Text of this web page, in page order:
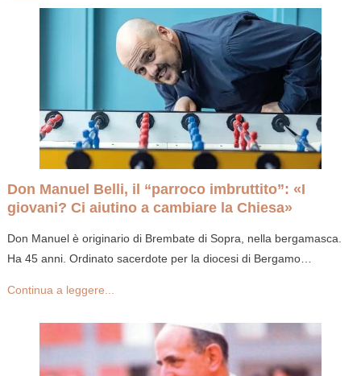
Don Manuel Belli, il “parroco imbruttito”: «I
giovani? Ci aiutino a cambiare la Chiesa»
Don Manuel è originario di Brembate di Sopra, nella bergamasca.
Ha 45 anni. Ordinato sacerdote per la diocesi di Bergamo…
Continua a leggere...